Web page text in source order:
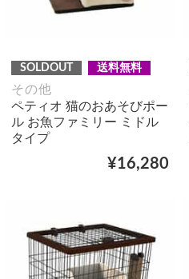
SOLDOUT 送料無料
その他
ペティオ 猫のおあそびポー
ル お魚ファミリー ミドル
タイプ
¥16,280